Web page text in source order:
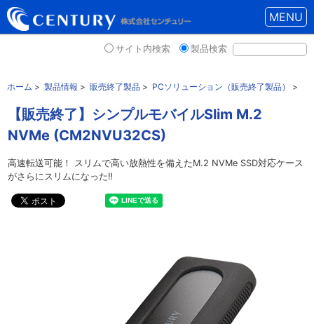
MENU
サイト内検索 製品検索
ホーム > 製品情報 > 販売終了製品 > PCソリューション（販売終了製品） >
【販売終了】シンプルモバイルSlim M.2
NVMe (CM2NVU32CS)
高速転送可能！ スリムで高い放熱性を備えたM.2 NVMe SSD対応ケース
がさらにスリムになった‼